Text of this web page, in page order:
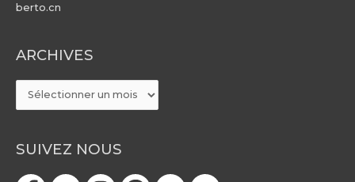
berto.cn
ARCHIVES
ARCHIVES
SUIVEZ NOUS